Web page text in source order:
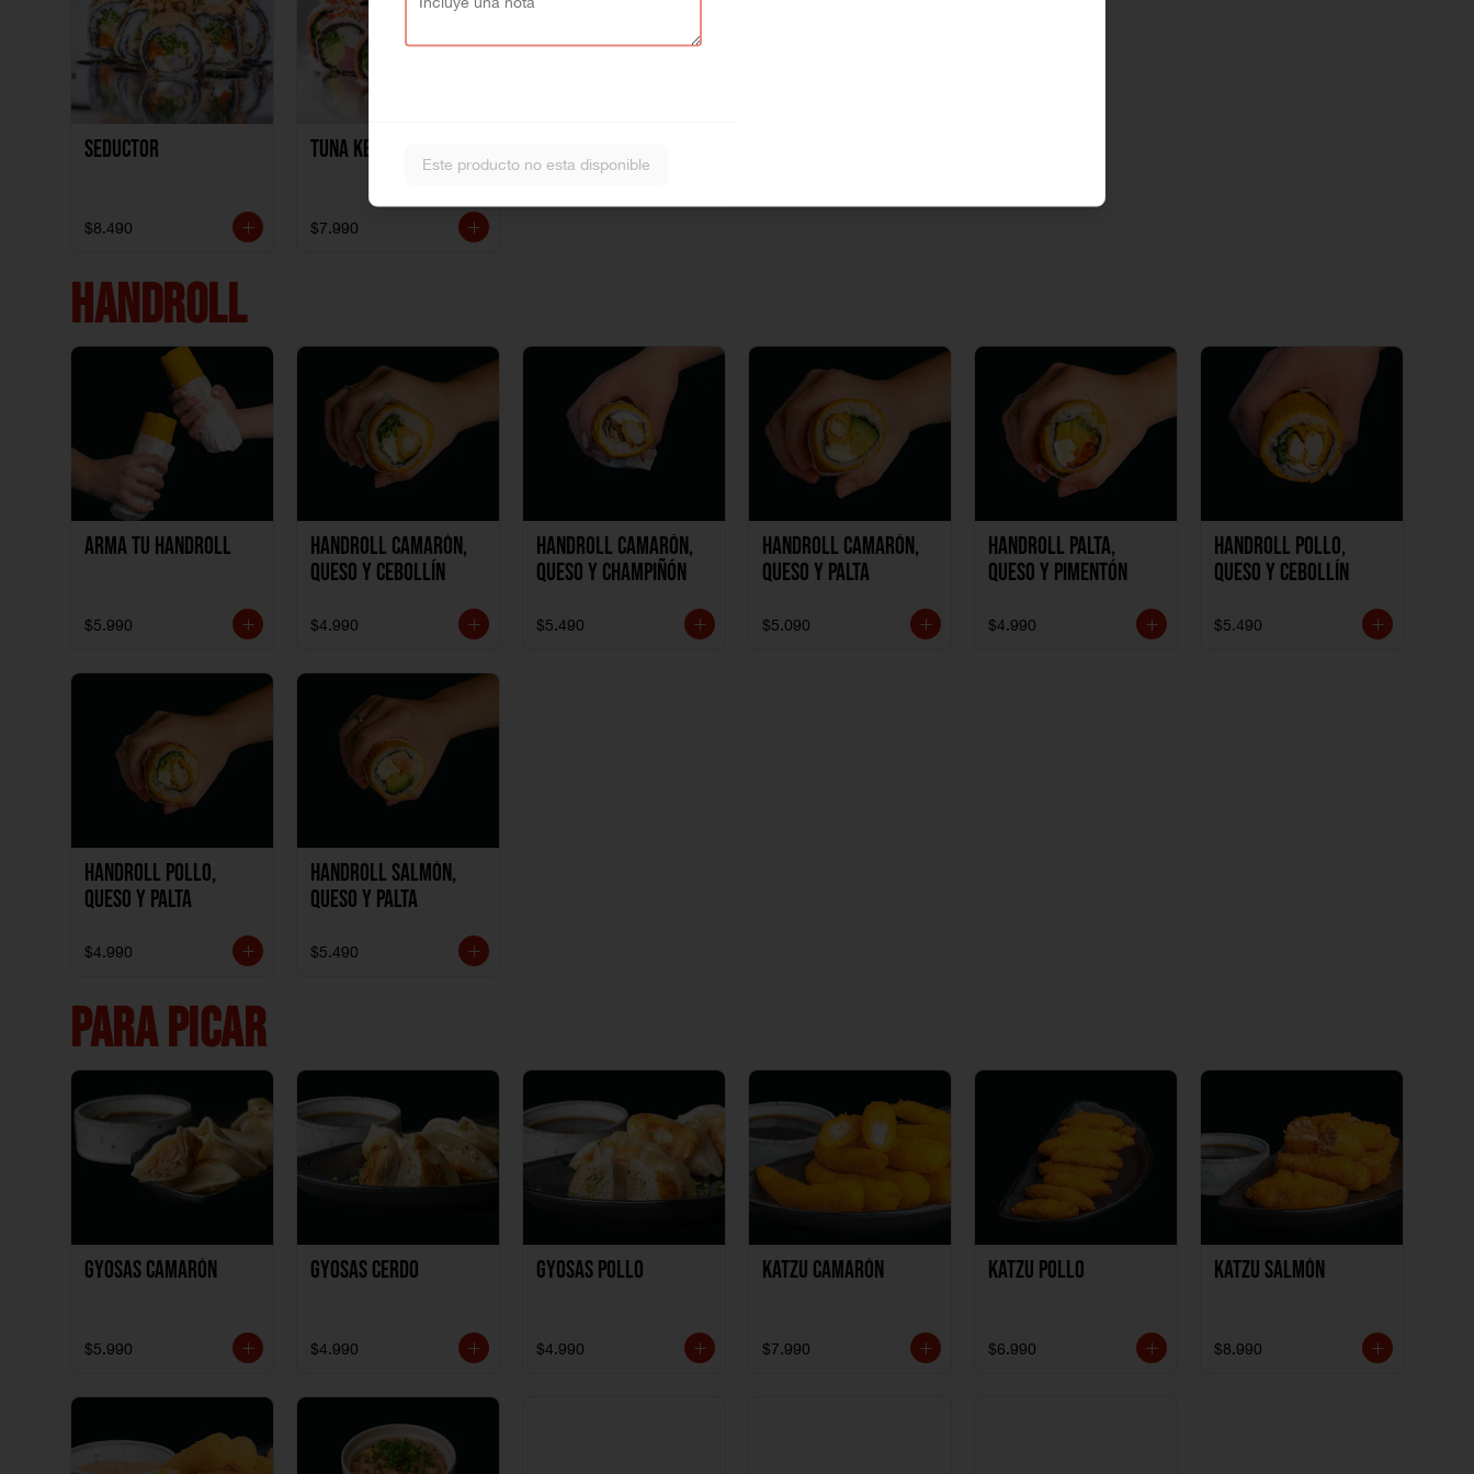
Seductor
$8.490
TUNA KETO
$7.990
HANDROLL
Arma tu handroll
$5.990
Handroll Camarón,
Queso y Cebollín
$4.990
Handroll Camarón,
Queso y Champiñón
$5.490
Handroll Camarón,
Queso y Palta
$5.090
Handroll Palta,
Queso y Pimentón
$4.990
Handroll Pollo,
Queso y Cebollín
$5.490
Handroll Pollo,
Queso y Palta
$4.990
Handroll Salmón,
Queso y Palta
$5.490
PARA PICAR
Gyosas Camarón
$5.990
Gyosas Cerdo
$4.990
Gyosas Pollo
$4.990
Katzu Camarón
$7.990
Katzu Pollo
$6.990
Katzu Salmón
$8.990
Este producto no esta disponible